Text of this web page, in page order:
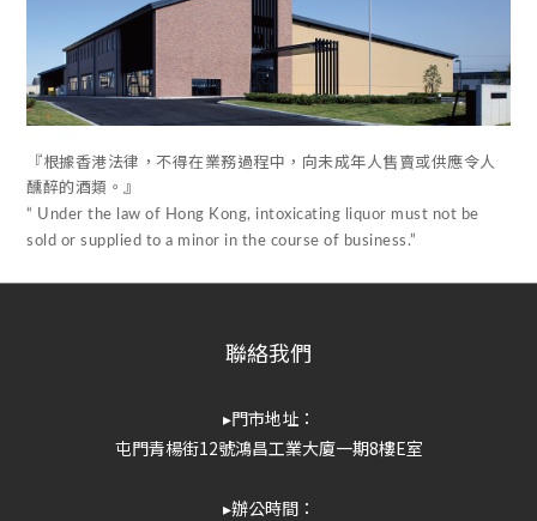
『根據香港法律，不得在業務過程中，向未成年人售賣或供應令人
醺醉的酒類。』
“ Under the law of Hong Kong, intoxicating liquor must not be
sold or supplied to a minor in the course of business.”
聯絡我們
▸門市地址：
屯門青楊街12號鴻昌工業大廈一期8樓E室
▸辦公時間：